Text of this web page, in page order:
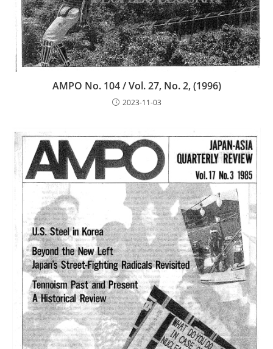
AMPO No. 104 / Vol. 27, No. 2, (1996)
2023-11-03